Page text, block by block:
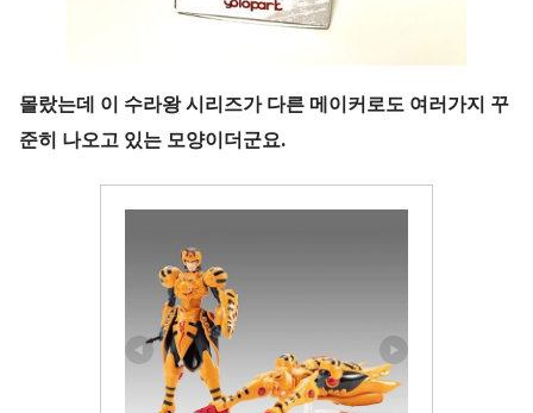
몰랐는데 이 수라왕 시리즈가 다른 메이커로도 여러가지 꾸
준히 나오고 있는 모양이더군요.